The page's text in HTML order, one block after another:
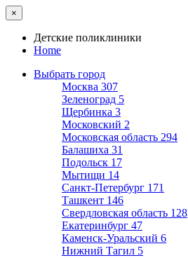
×
Детские поликлиники
Home
Выбрать город
Москва 307
Зеленоград 5
Щербинка 3
Московский 2
Московская область 294
Балашиха 31
Подольск 17
Мытищи 14
Санкт-Петербург 171
Ташкент 146
Свердловская область 128
Екатеринбург 47
Каменск-Уральский 6
Нижний Тагил 5